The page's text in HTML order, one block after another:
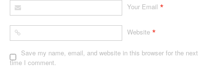
Your Email *
Website *
Save my name, email, and website in this browser for the next
time I comment.